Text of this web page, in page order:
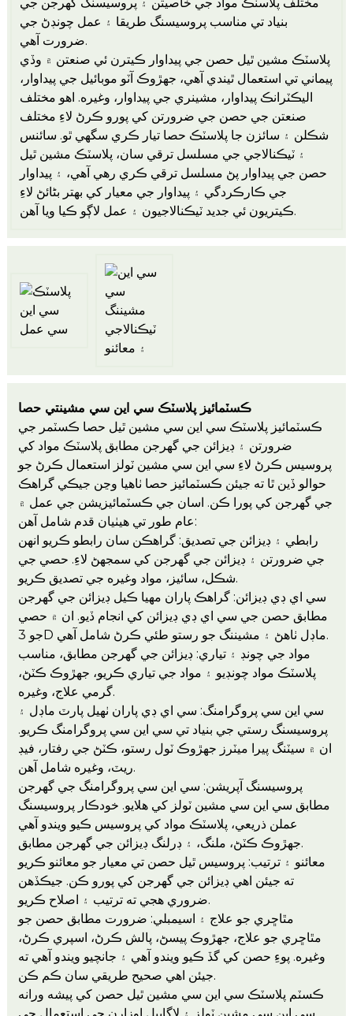
بنياد تي مناسب پروسيسنگ طريقا ۽ عمل چونڊڻ جي
ضرورت آهي.
پلاسٽڪ مشين ٿيل حصن جي پيداوار ڪيترن ئي صنعتن ۾ وڏي
پيماني تي استعمال ٿيندي آهي، جهڙوڪ آٽو موبائيل جي پيداوار،
اليڪٽرانڪ پيداوار، مشينري جي پيداوار، وغيره. اهو مختلف
صنعتن جي حصن جي ضرورتن کي پورو ڪرڻ لاءِ مختلف
شڪلن ۽ سائزن جا پلاسٽڪ حصا تيار ڪري سگهي ٿو. سائنس
۽ ٽيڪنالاجي جي مسلسل ترقي سان، پلاسٽڪ مشين ٿيل
حصن جي پيداوار پڻ مسلسل ترقي ڪري رهي آهي، ۽ پيداوار
جي ڪارڪردگي ۽ پيداوار جي معيار کي بهتر بڻائڻ لاءِ
ڪيتريون ئي جديد ٽيڪنالاجيون ۽ عمل لاڳو ڪيا ويا آهن.
ڪسٽمائيز پلاسٽڪ سي اين سي مشينتي حصا
ڪسٽمائيز پلاسٽڪ سي اين سي مشين ٿيل حصا ڪسٽمر جي
ضرورتن ۽ ڊيزائن جي گهرجن مطابق پلاسٽڪ مواد کي
پروسيس ڪرڻ لاءِ سي اين سي مشين ٽولز استعمال ڪرڻ جو
حوالو ڏين ٿا ته جيئن ڪسٽمائيز حصا ٺاهيا وڃن جيڪي گراهڪ
جي گهرجن کي پورا ڪن. اسان جي ڪسٽمائيزيشن جي عمل ۾
عام طور تي هيٺيان قدم شامل آهن:
رابطي ۽ ڊيزائن جي تصديق: گراهڪن سان رابطو ڪريو انهن
جي ضرورتن ۽ ڊيزائن جي گهرجن کي سمجهڻ لاءِ. حصي جي
شڪل، سائيز، مواد وغيره جي تصديق ڪريو.
سي اي ڊي ڊيزائن: گراهڪ پاران مهيا ڪيل ڊيزائن جي گهرجن
مطابق حصن جي سي اي ڊي ڊيزائن کي انجام ڏيو. ان ۾ حصي
جو 3D ماڊل ٺاهڻ ۽ مشيننگ جو رستو طئي ڪرڻ شامل آهي.
مواد جي چونڊ ۽ تياري: ڊيزائن جي گهرجن مطابق، مناسب
پلاسٽڪ مواد چونڊيو ۽ مواد جي تياري ڪريو، جهڙوڪ ڪٽڻ،
گرمي علاج، وغيره.
سي اين سي پروگرامنگ: سي اي ڊي پاران ٺهيل پارٽ ماڊل ۽
پروسيسنگ رستي جي بنياد تي سي اين سي پروگرامنگ ڪريو.
ان ۾ سيٽنگ پيرا ميٽرز جهڙوڪ ٽول رستو، ڪٽڻ جي رفتار، فيڊ
ريٽ، وغيره شامل آهن.
پروسيسنگ آپريشن: سي اين سي پروگرامنگ جي گهرجن
مطابق سي اين سي مشين ٽولز کي هلايو. خودڪار پروسيسنگ
عملن ذريعي، پلاسٽڪ مواد کي پروسيس ڪيو ويندو آهي
جهڙوڪ ڪٽڻ، ملنگ، ۽ ڊرلنگ ڊيزائن جي گهرجن مطابق.
معائنو ۽ ترتيب: پروسيس ٿيل حصن تي معيار جو معائنو ڪريو
ته جيئن اهي ڊيزائن جي گهرجن کي پورو ڪن. جيڪڏهن
ضروري هجي ته ترتيب ۽ اصلاح ڪريو.
مٿاڇري جو علاج ۽ اسيمبلي: ضرورت مطابق حصن جو
مٿاڇري جو علاج، جهڙوڪ پيسڻ، پالش ڪرڻ، اسپري ڪرڻ،
وغيره. پوءِ حصن کي گڏ ڪيو ويندو آهي ۽ جانچيو ويندو آهي ته
جيئن اهي صحيح طريقي سان ڪم ڪن.
ڪسٽم پلاسٽڪ سي اين سي مشين ٿيل حصن کي پيشه ورانه